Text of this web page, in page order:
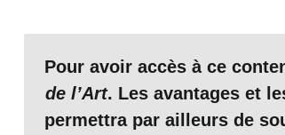
ne se prononcent, mais nous
trois problèmes qu’il veut
supplémentaires) pouvaient
Pour avoir accès à ce
de l’Art. Les avantages et
permettra par ailleurs de